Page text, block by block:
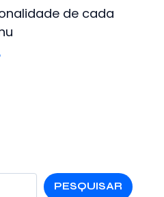
de cada
PESQUISAR